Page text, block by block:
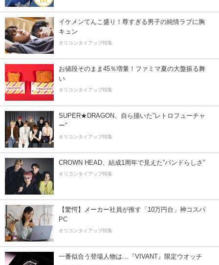
イケメンてんこ盛り！尊すぎる男子の純情ラブに胸
キュン
オリコンタイアップ特集
お値段そのまま45％増量！ファミマ夏の大盤振る舞
い
オリコンタイアップ特集
SUPER★DRAGON、自ら描いた”レトロフューチャ
ー”
オリコンタイアップ特集
CROWN HEAD、結成1周年で見えた”バンドらしさ”
オリコンタイアップ特集
【驚愕】メーカー社員が推す「10万円台」神コスパ
PC
オリコンタイアップ特集
一番似合う登場人物は…『VIVANT』限定ウオッチ